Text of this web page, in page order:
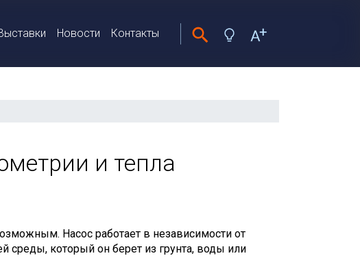
Новости Контакты
и тепла
Насос работает в независимости от
среды, который он берет из грунта, воды или